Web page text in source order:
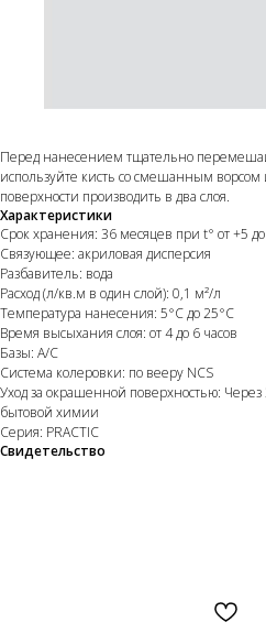
Перед нанесением тщательно
используйте кисть со смешанным
поверхности производить в два слоя.
Характеристики
Срок хранения: 36 месяцев при t° от +5
Связующее: акриловая дисперсия
Разбавитель: вода
Расход (л/кв.м в один слой): 0,1 м²/л
Температура нанесения: 5°С до 25°С
Время высыхания слоя: от 4 до 6 часов
Базы: A/C
Система колеровки: по вееру NCS
Уход за окрашенной поверхностью:
бытовой химии
Серия: PRACTIC
Свидетельство
КАТАЛОГ
Краски
Штукатурка
НАВИГАЦИЯ